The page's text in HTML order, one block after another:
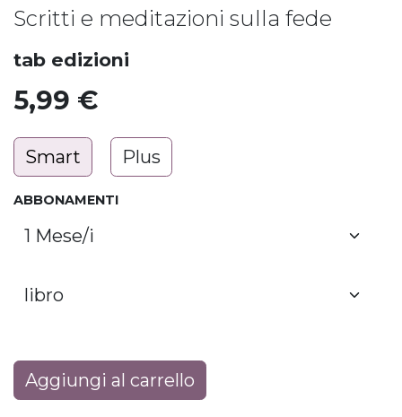
Scritti e meditazioni sulla fede
tab edizioni
5,99 €
Smart Plus
ABBONAMENTI
Aggiungi al carrello